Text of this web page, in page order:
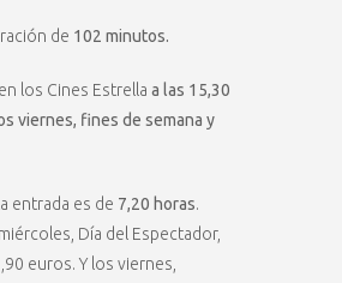
de 102 minutos.
los Cines Estrella a las 15,30
viernes, fines de semana y
entrada es de 7,20 horas.
Día del Espectador,
euros. Y los viernes,